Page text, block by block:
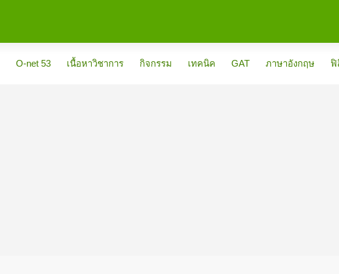
O-net 53 เนื้อหาวิชาการ กิจกรรม เทคนิค GAT ภาษาอังกฤษ ฟิ